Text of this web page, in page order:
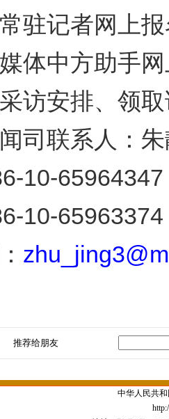
记者网上报
中方助手网
安排、领取
联系人：朱
65964347
65963374
推荐给朋友
中华人民共